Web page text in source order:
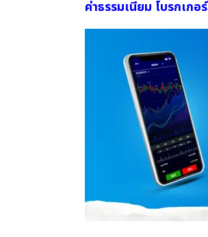
ค่าธรรมเนียม โบรกเก